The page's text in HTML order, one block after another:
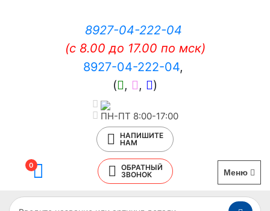
8927-04-222-04
(c 8.00 до 17.00 по мск)
8927-04-222-04,
(
, , )
ПН-ПТ 8:00-17:00
НАПИШИТЕ
НАМ
0
ОБРАТНЫЙ
ЗВОНОК
Меню